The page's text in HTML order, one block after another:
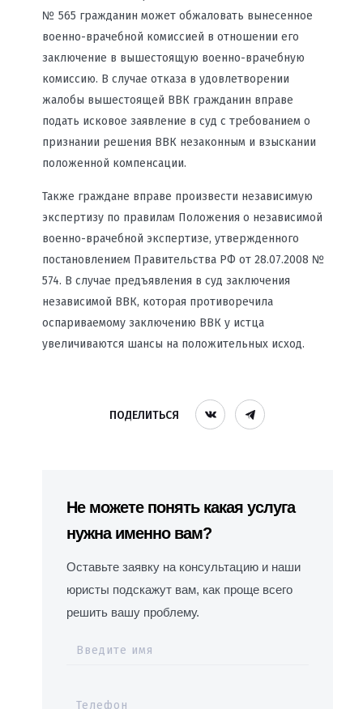
№ 565 гражданин может обжаловать вынесенное
военно-врачебной комиссией в отношении его
заключение в вышестоящую военно-врачебную
комиссию. В случае отказа в удовлетворении
жалобы вышестоящей ВВК гражданин вправе
подать исковое заявление в суд с требованием о
признании решения ВВК незаконным и взыскании
положенной компенсации.
Также граждане вправе произвести независимую
экспертизу по правилам Положения о независимой
военно-врачебной экспертизе, утвержденного
постановлением Правительства РФ от 28.07.2008 №
574. В случае предъявления в суд заключения
независимой ВВК, которая противоречила
оспариваемому заключению ВВК у истца
увеличиваются шансы на положительных исход.
ПОДЕЛИТЬСЯ
Не можете понять какая услуга
нужна именно вам?
Оставьте заявку на консультацию и наши
юристы подскажут вам, как проще всего
решить вашу проблему.
Введите имя
Телефон